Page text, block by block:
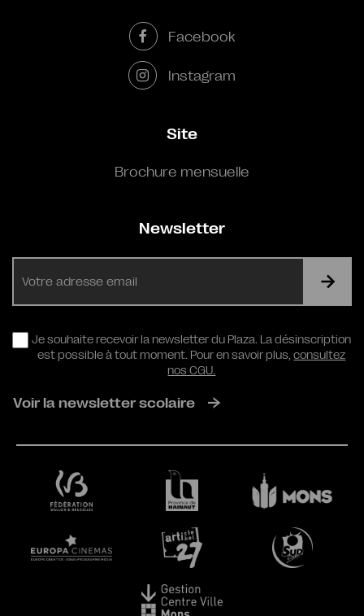
Facebook
Instagram
Site
Brochure mensuelle
Newsletter
RGPD
Je souhaite recevoir la newsletter du Plaza. La désinscription
est possible à tout moment. Pour en savoir plus,consultez
nos CGU.
Voir la newsletter scolaire